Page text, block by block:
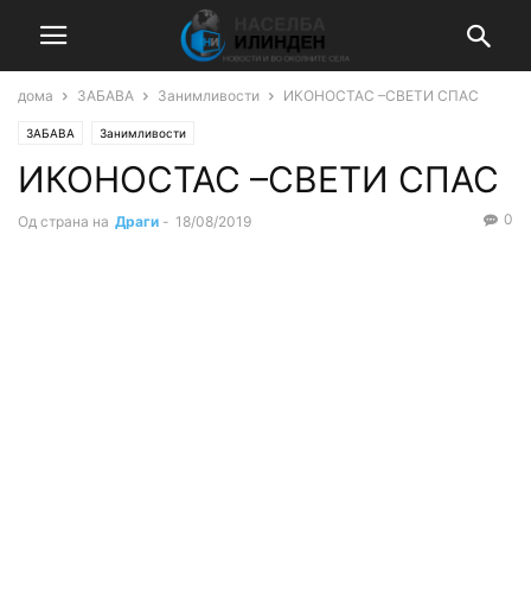
дома ЗАБАВА Занимливости ИКОНОСТАС –СВЕТИ СПАС
ЗАБАВА Занимливости
ИКОНОСТАС –СВЕТИ СПАС
Од страна на Драги - 18/08/2019 0